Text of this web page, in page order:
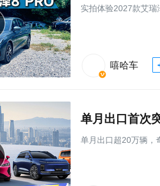
实拍体验2027款艾
嘻哈车
单月出口首次
单月出口超20万辆，